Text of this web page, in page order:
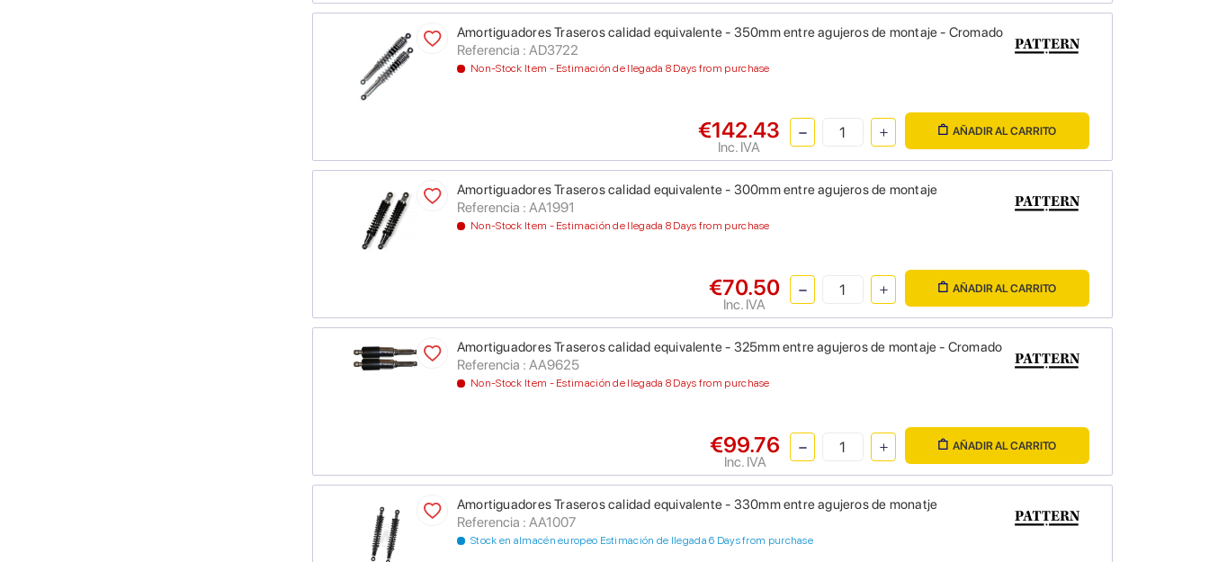
Amortiguadores Traseros calidad equivalente - 350mm entre agujeros de montaje - Cromado
Referencia : AD3722
Non-Stock Item - Estimación de llegada 8 Days from purchase
€142.43
Inc. IVA
AÑADIR AL CARRITO
Amortiguadores Traseros calidad equivalente - 300mm entre agujeros de montaje
Referencia : AA1991
Non-Stock Item - Estimación de llegada 8 Days from purchase
€70.50
Inc. IVA
AÑADIR AL CARRITO
Amortiguadores Traseros calidad equivalente - 325mm entre agujeros de montaje - Cromado
Referencia : AA9625
Non-Stock Item - Estimación de llegada 8 Days from purchase
€99.76
Inc. IVA
AÑADIR AL CARRITO
Amortiguadores Traseros calidad equivalente - 330mm entre agujeros de monatje
Referencia : AA1007
Stock en almacén europeo Estimación de llegada 6 Days from purchase